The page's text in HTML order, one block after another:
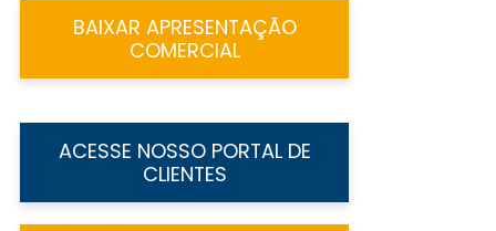
BAIXAR APRESENTAÇÃO
COMERCIAL
ACESSE NOSSO PORTAL DE
CLIENTES